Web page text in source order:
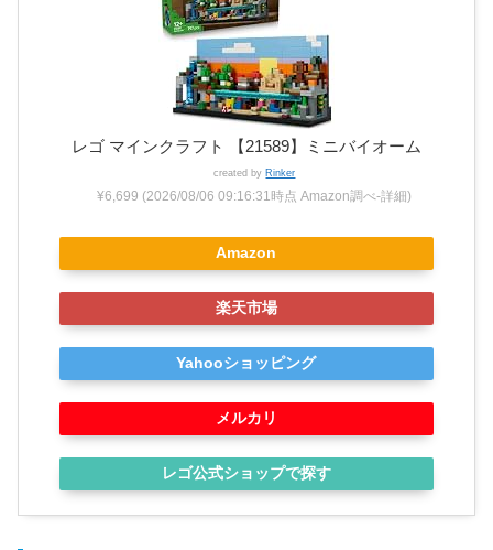
レゴ マインクラフト 【21589】ミニバイオーム
created by Rinker
¥6,699 (2026/08/06 09:16:31時点 Amazon調べ-詳細)
Amazon
楽天市場
Yahooショッピング
メルカリ
レゴ公式ショップで探す